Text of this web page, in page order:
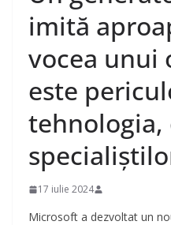
imită
vocea unui
este
tehnologia,
17 iulie 2024
Microsoft a dezvoltat un